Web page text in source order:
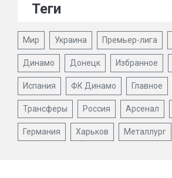
Теги
Мир Украина Премьер-лига
Динамо Донецк Избранное
Испания ФК Динамо Главное
Трансферы Россия Арсенал
Германия Харьков Металлург